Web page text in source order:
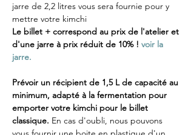
jarre de 2,2 litres vous sera fournie pour y
mettre votre kimchi
Le billet + correspond au prix de l'atelier et
d'une jarre à prix réduit de 10% ! voir la
jarre.
Prévoir un récipient de 1,5 L de capacité au
minimum, adapté à la fermentation pour
emporter votre kimchi pour le billet
classique. En cas d'oubli, nous pouvons